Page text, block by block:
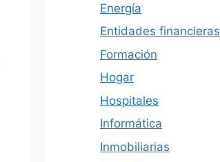
Energía
Entidades financieras
Formación
Hogar
Hospitales
Informática
Inmobiliarias